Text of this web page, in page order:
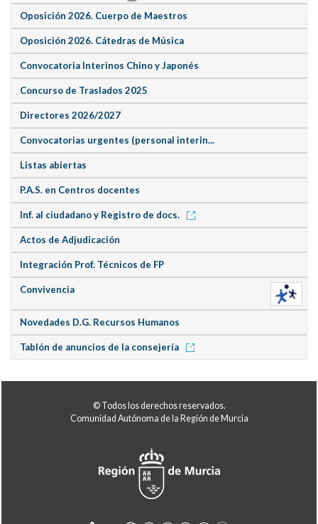
Oposición 2026. Cuerpo de Maestros
Oposición 2026. Cátedras de Música
Convocatoria Interinos Chino y Japonés
Concurso de Traslados 2025
Directores 2026/2027
Convocatorias urgentes (personal interin...
Listas abiertas
P.A.S. en Centros docentes
Inf. al ciudadano y Registro de docs.
Actos de Adjudicación
Integración Prof. Técnicos de FP
Convivencia
Novedades D.G. Recursos Humanos
Tablón de anuncios de la consejería
© Todos los derechos reservados.
Comunidad Autónoma de la Región de Murcia